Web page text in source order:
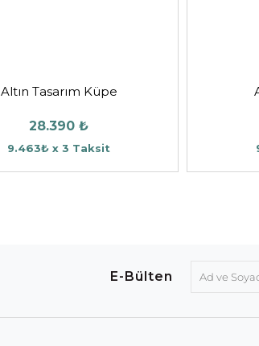
Altın Tasarım Küpe
28.390 ₺
9.463₺ x 3 Taksit
E-Bülten